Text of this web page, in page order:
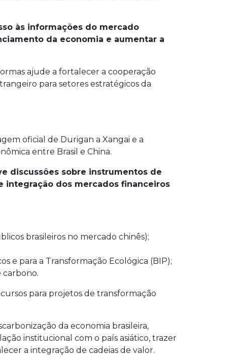
às informações do mercado
da economia e aumentar a
ajude a fortalecer a cooperação
para setores estratégicos da
oficial de Durigan a Xangai e a
entre Brasil e China.
discussões sobre instrumentos de
integração dos mercados financeiros
brasileiros no mercado chinês);
e para a Transformação Ecológica (BIP);
para projetos de transformação
da economia brasileira,
institucional com o país asiático, trazer
a integração de cadeias de valor.